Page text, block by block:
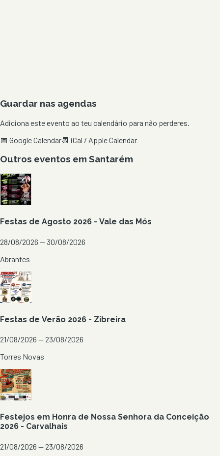
Guardar nas agendas
Adiciona este evento ao teu calendário para não perderes.
📅 Google Calendar📆 iCal / Apple Calendar
Outros eventos em Santarém
Festas de Agosto 2026 - Vale das Mós
28/08/2026 — 30/08/2026
Abrantes
Festas de Verão 2026 - Zibreira
21/08/2026 — 23/08/2026
Torres Novas
Festejos em Honra de Nossa Senhora da Conceição
2026 - Carvalhais
21/08/2026 — 23/08/2026